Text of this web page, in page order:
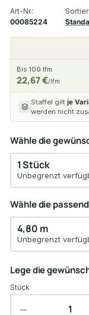
Art-Nr.:
00085224
Bis 100 lfm
22,67 €/lfm
Staffel gilt je
werden nicht
Wähle die
1 Stück
Unbegrenzt
Wähle die
4,80 m
Unbegrenzt
Lege die
Stück